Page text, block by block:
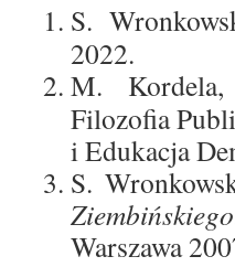
S.
2022.
M. Kordela,
Filozofia
i Edukacja
S.
Ziembińskiego
Warszawa